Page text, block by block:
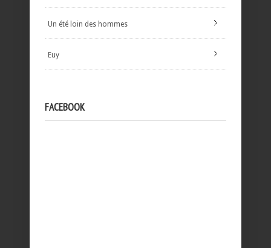
Un été loin des hommes
Euy
FACEBOOK